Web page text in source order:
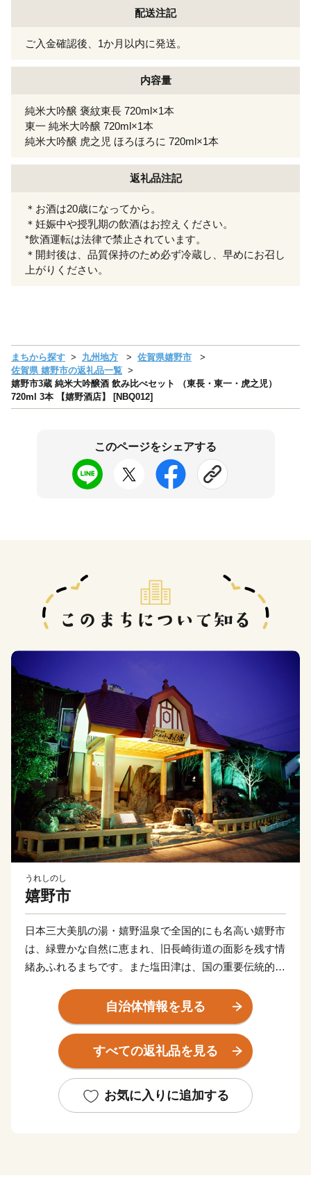
配送注記
ご入金確認後、1か月以内に発送。
内容量
純米大吟醸 褒紋東長 720ml×1本
東一 純米大吟醸 720ml×1本
純米大吟醸 虎之児 ほろほろに 720ml×1本
返礼品注記
＊お酒は20歳になってから。
＊妊娠中や授乳期の飲酒はお控えください。
*飲酒運転は法律で禁止されています。
＊開封後は、品質保持のため必ず冷蔵し、早めにお召し
上がりください。
まちから探す 九州地方
佐賀県嬉野市
佐賀県 嬉野市の返礼品一覧
嬉野市3蔵 純米大吟醸酒 飲み比べセット （東長・東一・虎之児）
720ml 3本 【嬉野酒店】 [NBQ012]
このページをシェアする
うれしのし
嬉野市
日本三大美肌の湯・嬉野温泉で全国的にも名高い嬉野市
は、緑豊かな自然に恵まれ、旧長崎街道の面影を残す情
緒あふれるまちです。また塩田津は、国の重要伝統的建
ど職人たちの匠の技が時を超えて受け継がれています。
キャッチフレーズである「歓声が響きあう嬉野市」をめ
ざして、まちづくりに取り組んでいます。
自治体情報を見る
すべての返礼品を見る
お気に入りに追加する